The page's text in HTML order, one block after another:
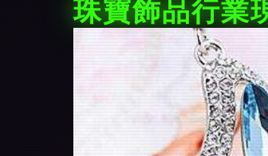
珠寶飾品行業